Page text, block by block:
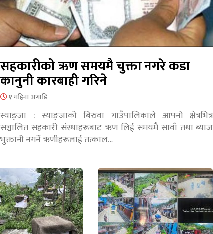
सहकारीको ऋण समयमै चुक्ता नगरे कडा
कानुनी कारबाही गरिने
१ महिना अगाडि
स्याङ्जा : स्याङ्जाको बिरुवा गाउँपालिकाले आफ्नो क्षेत्रभित्र
सञ्चालित सहकारी संस्थाहरूबाट ऋण लिई समयमै सावाँ तथा ब्याज
भुक्तानी नगर्ने ऋणीहरूलाई तत्काल…